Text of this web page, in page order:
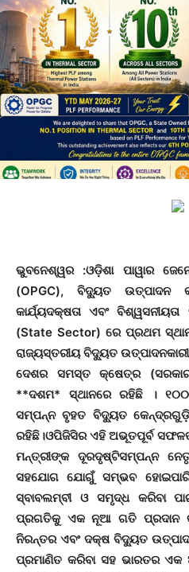
ଭୁବନେଶ୍ୱର :ଓଡ଼ିଶା ପାୱାର
(OPGC), ବିଦ୍ୟୁତ ଉତ୍ପାଦନ
କାର୍ଯ୍ୟଦକ୍ଷତା ଏବଂ
(State Sector) ରେ ପ୍ରଥମ
ରାଜ୍ୟସ୍ତରୀୟ ବିଦ୍ୟୁତ
ଦେଶର ସମସ୍ତ କ୍ଷେତ୍ର
**ଦଶମ* ସ୍ଥାନରେ ରହିଛି ।
ସମ୍ପନ୍ନ ବୃହତ ବିଦ୍ୟୁତ
ରହିଛି।ଓପିଜିସିର ଏହି ଅଭୂତପୂର୍ବ
ମନ୍ତ୍ରୀଙ୍କ ଦୂରଦୃଷ୍ଟିସମ୍ପନ୍ନ
ସହଯୋଗ ଯୋଗୁଁ ସମ୍ଭବ
ସ୍ବାବଲମ୍ବୀ ଓ ସମୃଦ୍ଧ କରିବା
ପ୍ରଗତିକୁ ଏକ ନୂଆ ଗତି ପ୍ରଦାନ
ନିରନ୍ତର ଏବଂ ଦକ୍ଷ ବିଦ୍ୟୁତ
ପ୍ରମାଣିତ କରିବା ସହ ଭାରତର ଏକ